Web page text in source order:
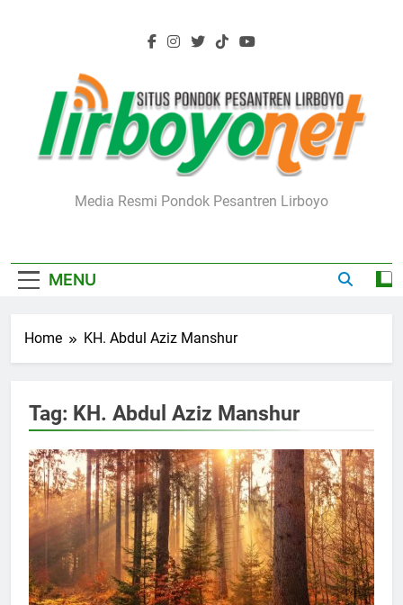
Lirboyo.net
Media Resmi Pondok Pesantren Lirboyo
MENU
Home KH. Abdul Aziz Manshur
Tag: KH. Abdul Aziz Manshur